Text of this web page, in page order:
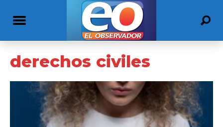
derechos civiles